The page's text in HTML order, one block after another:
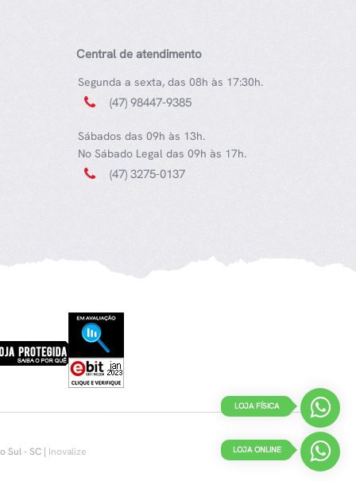
Central de atendimento
Segunda a sexta, das 08h às 17:30h.
(47) 98447-9385
Sábados das 09h às 13h.
No Sábado Legal das 09h às 17h.
(47) 3275-0137
Sul - SC | Inovalize
LOJA FÍSICA
LOJA ONLINE